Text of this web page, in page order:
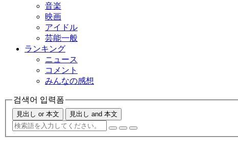
音楽
映画
アイドル
芸能一般
ランキング
ニュース
コメント
みんなの感想
검색어 입력폼
見出し or 本文 見出し and 本文